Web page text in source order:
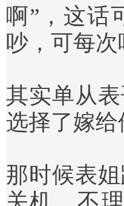
啊”，这话
吵，可每
其实单从
选择了嫁
那时候表